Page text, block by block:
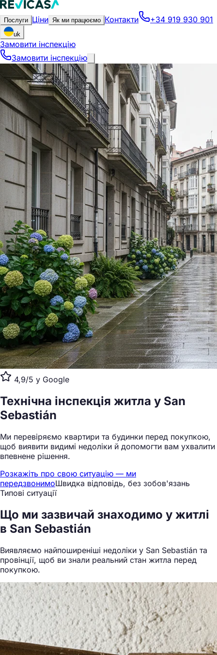
Послуги Ціни Як ми працюємо Контакти +34 919 930 901
uk
Замовити інспекцію
Замовити інспекцію
4,9/5 у Google
Технічна інспекція житла у San
Sebastián
Ми перевіряємо квартири та будинки перед покупкою,
щоб виявити видимі недоліки й допомогти вам ухвалити
впевнене рішення.
Розкажіть про свою ситуацію — ми
передзвонимоШвидка відповідь, без зобов'язань
Типові ситуації
Що ми зазвичай знаходимо у житлі
в San Sebastián
Виявляємо найпоширеніші недоліки у San Sebastián та
провінції, щоб ви знали реальний стан житла перед
покупкою.